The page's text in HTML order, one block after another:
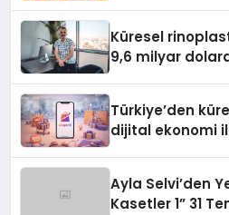
Küresel
9,6 milyar
Türkiye’den
dijital ekonomi
Ayla Selvi’den
Kasetler 1” 31